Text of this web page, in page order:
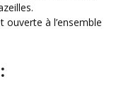
à l’ensemble